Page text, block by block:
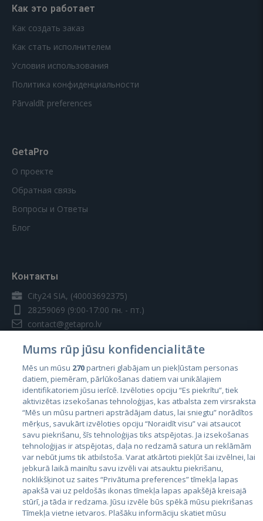
Как это работает
Как создать заказ
Как стать исполнителем
Условия использования
Политика конфиденциальности
Pārvaldīt preferences
GetaPro
О проекте
Обратная связь
Вопросы и Ответы
Блог
Контакты
City24 SIA, (40003692375)
28259069 (9:00-17:00 пн. - пт.)
contact@getapro.lv
Страны
Эстония
Латвия
Литва
Mums rūp jūsu konfidencialitāte
Mēs un mūsu 270partneri glabājam un piekļūstam personas
datiem, piemēram, pārlūkošanas datiem vai unikālajiem
identifikatoriem jūsu ierīcē. Izvēloties opciju “Es piekrītu”, tiek
aktivizētas izsekošanas tehnoloģijas, kas atbalsta zem virsraksta
“Mēs un mūsu partneri apstrādājam datus, lai sniegtu” norādītos
mērķus, savukārt izvēloties opciju “Noraidīt visu” vai atsaucot
savu piekrišanu, šīs tehnoloģijas tiks atspējotas. Ja izsekošanas
tehnoloģijas ir atspējotas, daļa no redzamā satura un reklāmām
var nebūt jums tik atbilstoša. Varat atkārtoti piekļūt šai izvēlnei, lai
jebkurā laikā mainītu savu izvēli vai atsauktu piekrišanu,
noklikšķinot uz saites “Privātuma preferences” tīmekļa lapas
apakšā vai uz peldošās ikonas tīmekļa lapas apakšējā kreisajā
stūrī, ja tāda ir redzama. Jūsu izvēle būs spēkā mūsu piekrišanas
Tīmekļa vietne ietvaros. Plašāku informāciju skatiet mūsu